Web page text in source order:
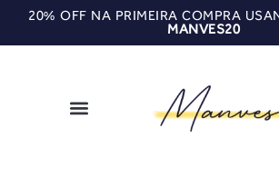
20% OFF NA PRIMEIRA COMPRA
MANVES20